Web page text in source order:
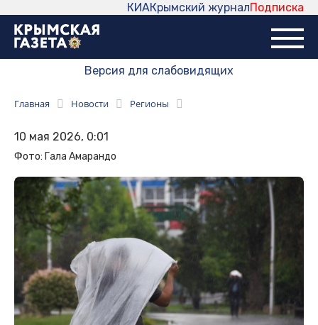
Подписка
Крымский журнал
КИА
Версия для слабовидящих
Главная Новости Регионы
10 мая 2026, 0:01
Фото: Гала Амарандо